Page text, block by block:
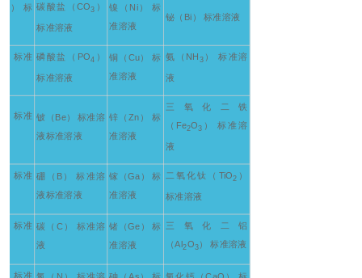
） 标 碳酸盐（CO3 ）
标准溶液
镍（Ni） 标
准溶液
铋（Bi） 标准溶液
） 标准 磷酸盐（PO4 ）
标准溶液
铜（Cu） 标
准溶液
氨（NH3 ） 标准溶
液
） 标准 铍（Be） 标准溶
液标准溶液
锌（Zn） 标
准溶液
三氧化二铁
（Fe2O3 ） 标准溶
液
） 标准 硼（B） 标准溶
液标准溶液
镓（Ga） 标
准溶液
二氧化钛（TiO2 ）
标准溶液
） 标准 碳（C） 标准溶
液
锗（Ge） 标
准溶液
三氧化二铝
（Al2O3） 标准溶液
） 标准